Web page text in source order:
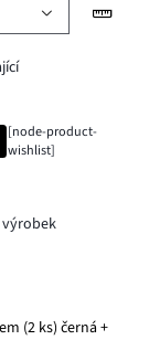
[node-product-
wishlist]
(2 ks) černá +